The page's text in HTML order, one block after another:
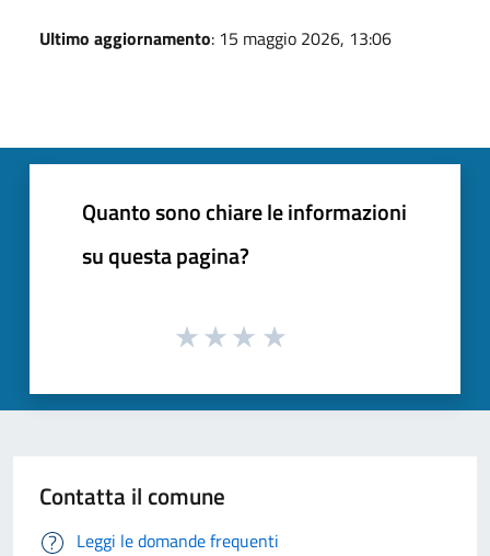
Ultimo aggiornamento: 15 maggio 2026, 13:06
Quanto sono chiare le informazioni
su questa pagina?
Contatta il comune
Leggi le domande frequenti